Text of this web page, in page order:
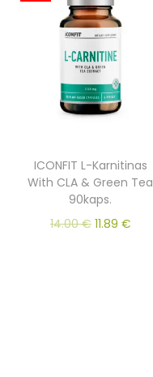
ICONFIT L-Karnitinas
With CLA & Green Tea
90kaps.
14.00€ 11.89 €